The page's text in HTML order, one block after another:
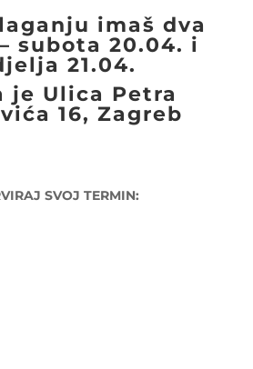
imaš dva
subota 20.04. i
21.04.
je Ulica Petra
16, Zagreb
SVOJ TERMIN: